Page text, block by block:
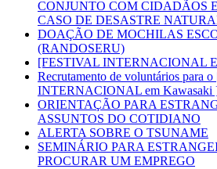
CONJUNTO COM CIDADÃOS
CASO DE DESASTRE
DOAÇÃO DE MOCHILAS
(RANDOSERU)
[FESTIVAL INTERNACIONAL
Recrutamento de voluntários para
INTERNACIONAL em Kawasaki
ORIENTAÇÃO PARA
ASSUNTOS DO COTIDIANO
ALERTA SOBRE O TSUNAME
SEMINÁRIO PARA
PROCURAR UM EMPREGO